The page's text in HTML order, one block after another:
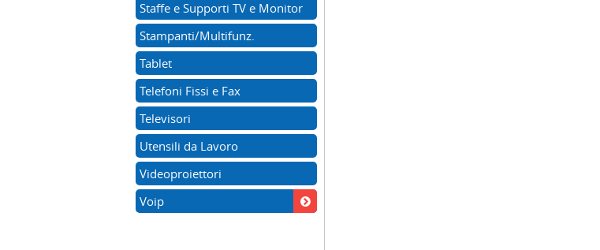
Staffe e Supporti TV e Monitor
Stampanti/Multifunz.
Tablet
Telefoni Fissi e Fax
Televisori
Utensili da Lavoro
Videoproiettori
Voip